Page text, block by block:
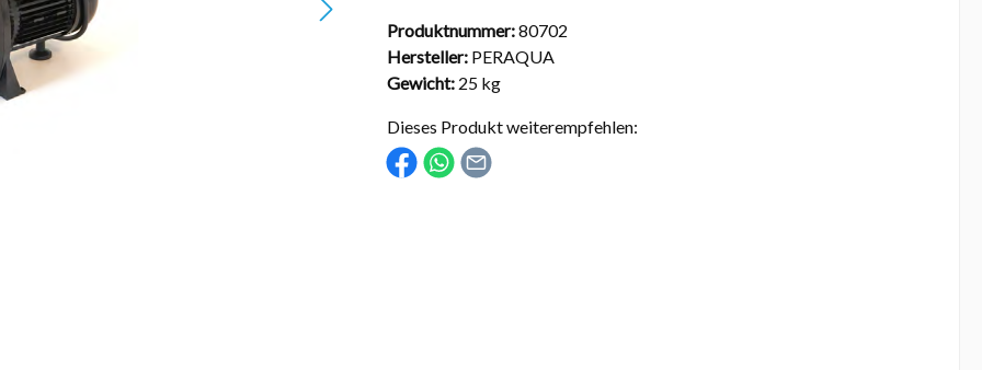
Installationsmaterial
Kugelhähne
Abdeckungen
Solarabdeckungen
Rollabdeckungen
Schachtabdeckungen
Produktnummer:80702
Hersteller: PERAQUA
Gewicht: 25 kg
Dieses Produkt weiterempfehlen: